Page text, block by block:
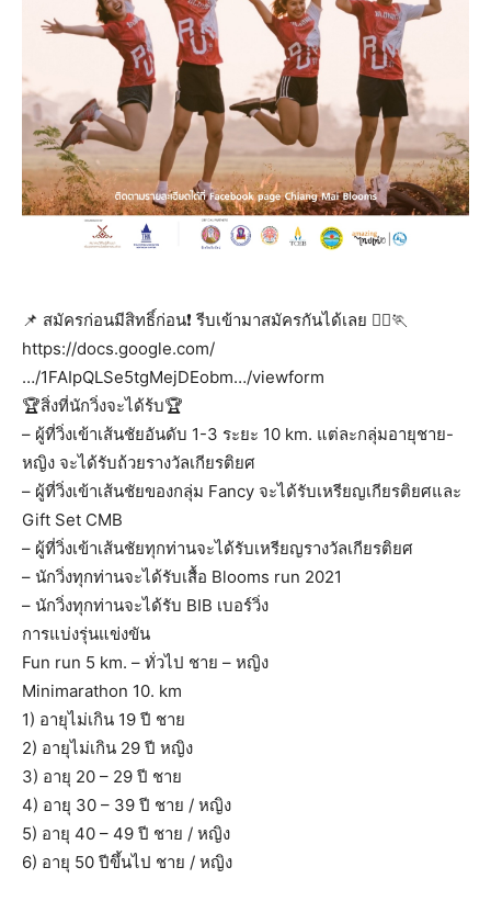
📌 สมัครก่อนมีสิทธิ์ก่อน❗️ รีบเข้ามาสมัครกันได้เลย 🏃‍♀️🏃
https://docs.google.com/
…/1FAIpQLSe5tgMejDEobm…/viewform
🏆สิ่งที่นักวิ่งจะได้ร้บ🏆
– ผู้ที่วิ่งเข้าเส้นชัยอันดับ 1-3 ระยะ 10 km. แต่ละกลุ่มอายุชาย-
หญิง จะได้รับถ้วยรางวัลเกียรติยศ
– ผู้ที่วิ่งเข้าเส้นชัยของกลุ่ม Fancy จะได้รับเหรียญเกียรติยศและ
Gift Set CMB
– ผู้ที่วิ่งเข้าเส้นชัยทุกท่านจะได้รับเหรียญรางวัลเกียรติยศ
– นักวิ่งทุกท่านจะได้รับเสื้อ Blooms run 2021
– นักวิ่งทุกท่านจะได้รับ BIB เบอร์วิ่ง
การแบ่งรุ่นแข่งขัน
Fun run 5 km. – ทั่วไป ชาย – หญิง
Minimarathon 10. km
1) อายุไม่เกิน 19 ปี ชาย
2) อายุไม่เกิน 29 ปี หญิง
3) อายุ 20 – 29 ปี ชาย
4) อายุ 30 – 39 ปี ชาย / หญิง
5) อายุ 40 – 49 ปี ชาย / หญิง
6) อายุ 50 ปีขึ้นไป ชาย / หญิง